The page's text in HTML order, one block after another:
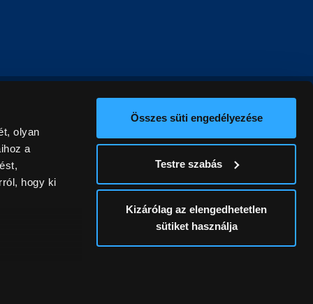
olyan
a
hogy ki
Összes süti engedélyezése
Testre szabás
Kizárólag az elengedhetetlen
sütiket használja